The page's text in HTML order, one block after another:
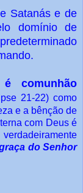
Satanás e de
domínio de
comunhão
21-22) como
e a bênção de
com Deus é
do Senhor